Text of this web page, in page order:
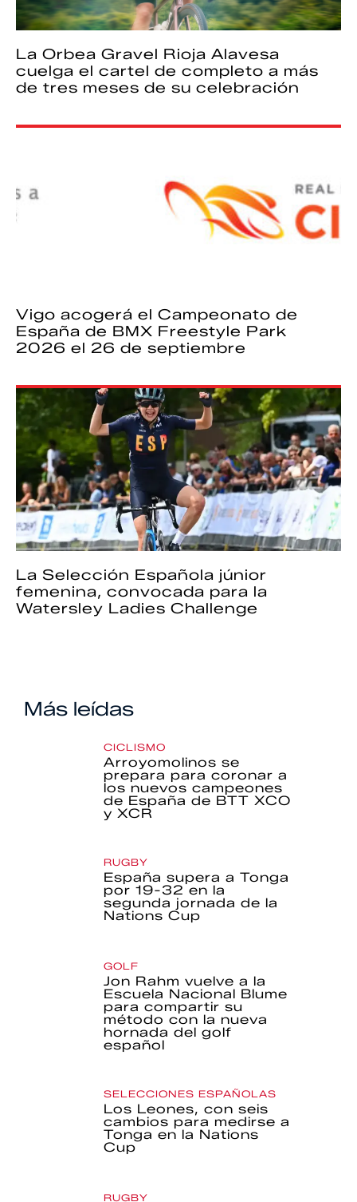
La Orbea Gravel Rioja Alavesa
cuelga el cartel de completo a más
de tres meses de su celebración
Vigo acogerá el Campeonato de
España de BMX Freestyle Park
2026 el 26 de septiembre
La Selección Española júnior
femenina, convocada para la
Watersley Ladies Challenge
Más leídas
CICLISMO
Arroyomolinos se
prepara para coronar a
los nuevos campeones
de España de BTT XCO
y XCR
RUGBY
España supera a Tonga
por 19-32 en la
segunda jornada de la
Nations Cup
GOLF
Jon Rahm vuelve a la
Escuela Nacional Blume
para compartir su
método con la nueva
hornada del golf
español
SELECCIONES ESPAÑOLAS
Los Leones, con seis
cambios para medirse a
Tonga en la Nations
Cup
RUGBY